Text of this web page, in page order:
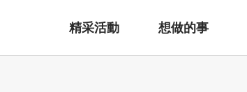
精采活動 想做的事